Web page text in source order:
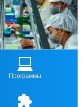
Программы